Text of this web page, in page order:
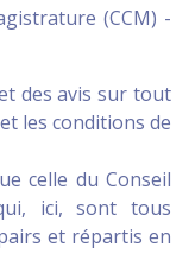
(CCM) -
des avis sur tout
les conditions de
celle du Conseil
ici, sont tous
et répartis en